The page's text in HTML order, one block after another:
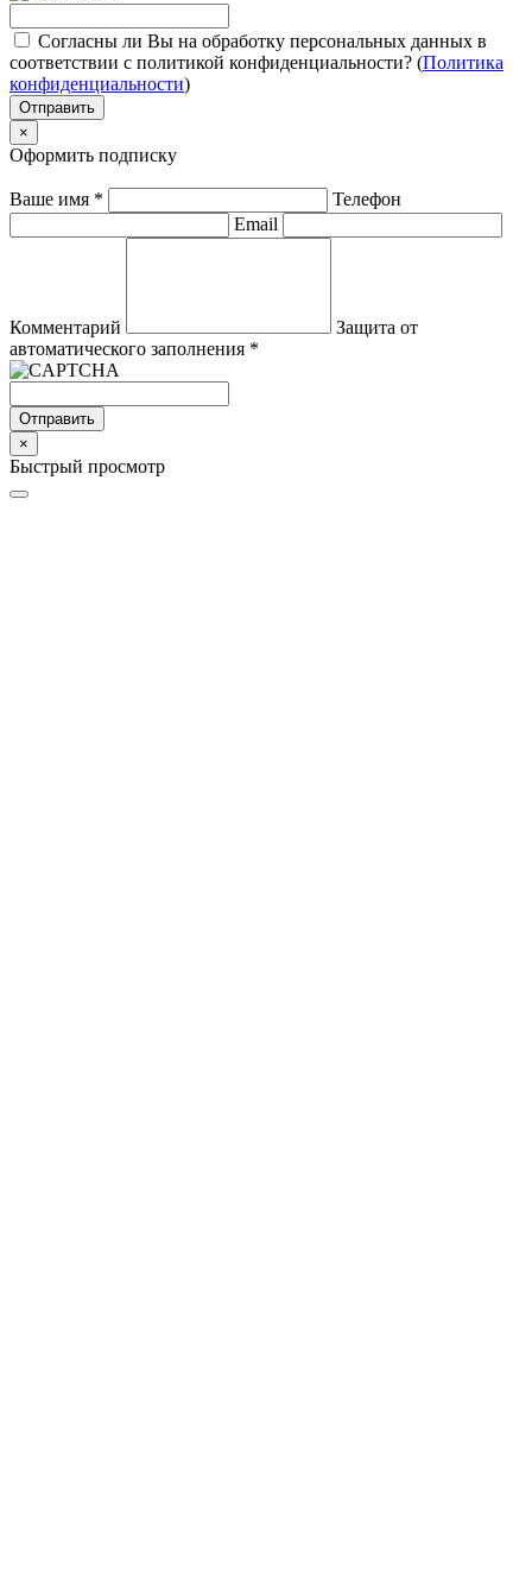
Согласны ли Вы на обработку персональных данных в
соответствии с политикой конфиденциальности? (Политика
конфиденциальности)
Отправить
×
Оформить подписку
Ваше имя *
Телефон
Email
Комментарий
Защита от
автоматического заполнения *
Отправить
×
Быстрый просмотр